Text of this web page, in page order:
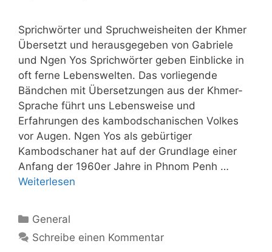
Sprichwörter und Spruchweisheiten der Khmer
Übersetzt und herausgegeben von Gabriele
und Ngen Yos Sprichwörter geben Einblicke in
oft ferne Lebenswelten. Das vorliegende
Bändchen mit Übersetzungen aus der Khmer-
Sprache führt uns Lebensweise und
Erfahrungen des kambodschanischen Volkes
vor Augen. Ngen Yos als gebürtiger
Kambodschaner hat auf der Grundlage einer
Anfang der 1960er Jahre in Phnom Penh …
Weiterlesen
Kategorien
General
Schreibe einen Kommentar